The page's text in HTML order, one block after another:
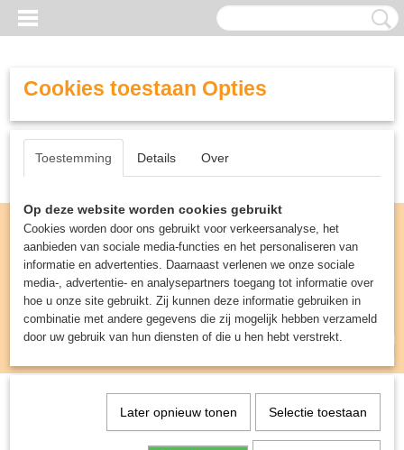
Inloggen Registreren
UW WINKELWAGEN
(0)
Spellen & Puzzels> Dice Tray - Zombie Bus
Cookies toestaan Opties
Toestemming Details Over
Op deze website worden cookies gebruikt
Cookies worden door ons gebruikt voor verkeersanalyse, het
aanbieden van sociale media-functies en het personaliseren van
informatie en advertenties. Daarnaast verlenen we onze sociale
media-, advertentie- en analysepartners toegang tot informatie over
hoe u onze site gebruikt. Zij kunnen deze informatie gebruiken in
combinatie met andere gegevens die zij mogelijk hebben verzameld
door uw gebruik van hun diensten of die u hen hebt verstrekt.
Later opnieuw tonen Selectie toestaan